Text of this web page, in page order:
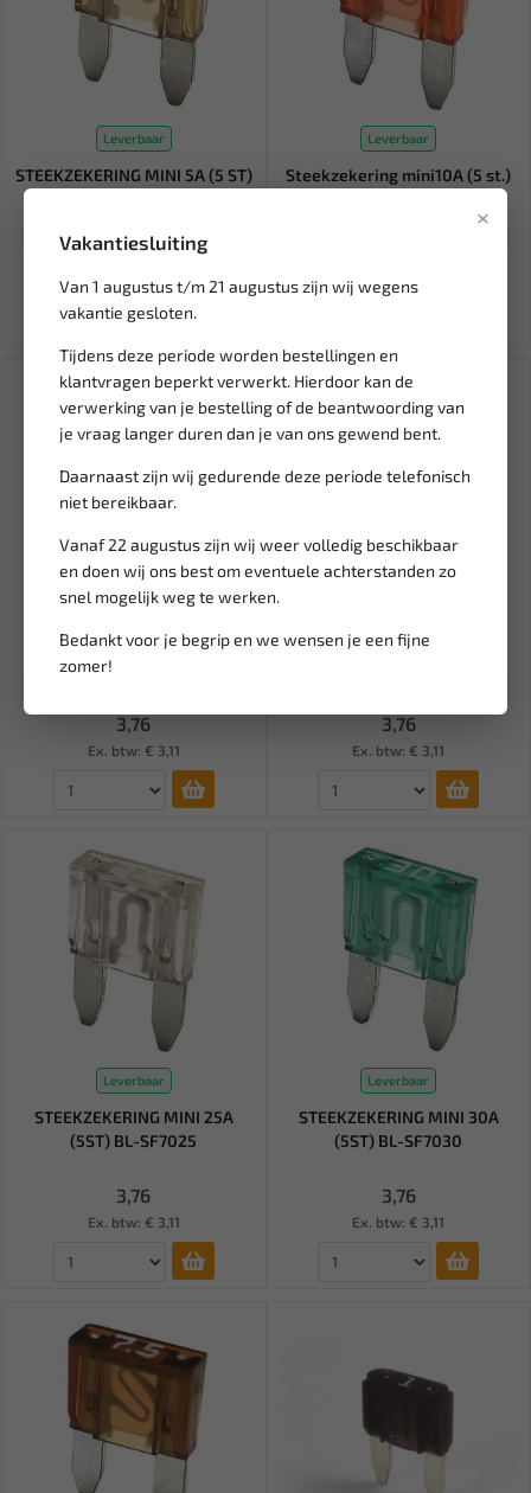
×
Vakantiesluiting
Van 1 augustus t/m 21 augustus zijn wij wegens
vakantie gesloten.
Tijdens deze periode worden bestellingen en
klantvragen beperkt verwerkt. Hierdoor kan de
verwerking van je bestelling of de beantwoording van
je vraag langer duren dan je van ons gewend bent.
Daarnaast zijn wij gedurende deze periode telefonisch
niet bereikbaar.
Vanaf 22 augustus zijn wij weer volledig beschikbaar
en doen wij ons best om eventuele achterstanden zo
snel mogelijk weg te werken.
Bedankt voor je begrip en we wensen je een fijne
zomer!
Leverbaar
STEEKZEKERING MINI 5A (5 ST)
3,76
Ex. btw: € 3,11
Leverbaar
Steekzekering mini10A (5 st.)
Ex. btw: € 3,11
Leverbaar
STEEKZEKERING MINI 15A
(5ST) BL-SF7015
3,76
Ex. btw: € 3,11
STEEKZEKERING MINI 20A
3,76
Ex. btw: € 3,11
Leverbaar
STEEKZEKERING MINI 25A
(5ST) BL-SF7025
3,76
Ex. btw: € 3,11
Leverbaar
STEEKZEKERING MINI 30A
(5ST) BL-SF7030
3,76
Ex. btw: € 3,11